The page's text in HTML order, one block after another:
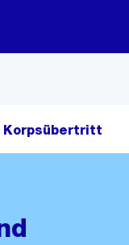
Korpsübertritt